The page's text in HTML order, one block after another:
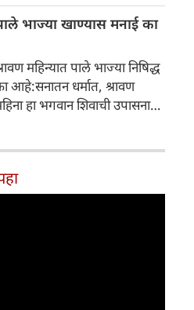
परिणाम होऊ शकतो.
होते, ज्यामुळे निस्तेजपणा, मुरुमे
ब्लॅकहेड्स यांसारख्या समस्या
होतात.
भाज्या खाण्यास मनाई का
महिन्यात पाले भाज्या निषिद्ध
आहे:सनातन धर्मात, श्रावण
हा भगवान शिवाची उपासना
आणि सात्विक जीवनशैलीचे
करतात.